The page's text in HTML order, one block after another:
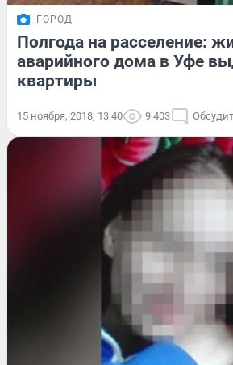
ГОРОД
Полгода на расселение:
аварийного дома в Уфе
квартиры
15 ноября, 2018, 13:40 9 403